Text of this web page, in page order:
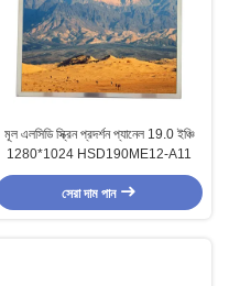
মূল এলসিডি স্ক্রিন প্রদর্শন প্যানেল 19.0 ইঞ্চি
1280*1024 HSD190ME12-A11
সেরা দাম পান